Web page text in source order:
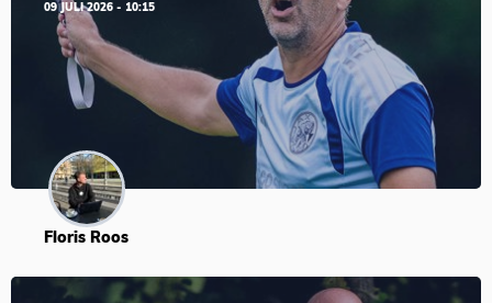
09 JULI 2026 - 10:15
Floris Roos